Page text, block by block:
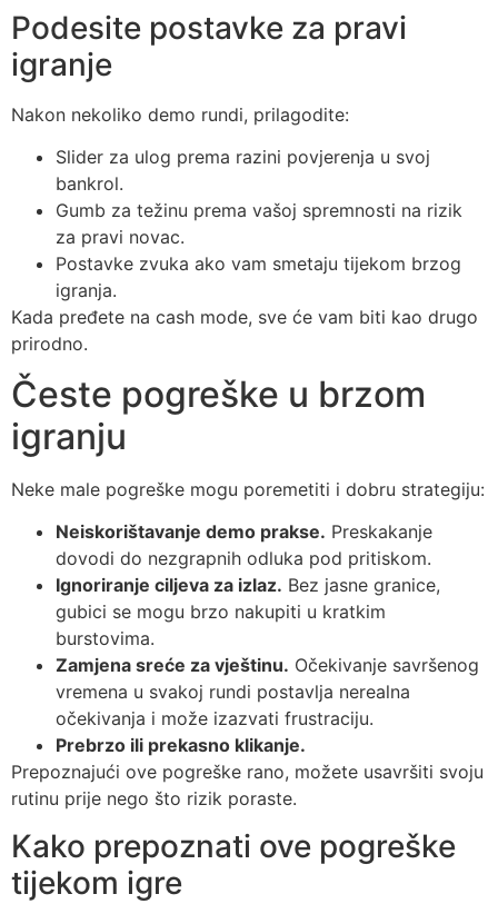
Podesite postavke za pravi
igranje
Nakon nekoliko demo rundi, prilagodite:
Slider za ulog prema razini povjerenja u svoj
bankrol.
Gumb za težinu prema vašoj spremnosti na rizik
za pravi novac.
Postavke zvuka ako vam smetaju tijekom brzog
igranja.
Kada pređete na cash mode, sve će vam biti kao drugo
prirodno.
Česte pogreške u brzom
igranju
Neke male pogreške mogu poremetiti i dobru strategiju:
Neiskorištavanje demo prakse. Preskakanje
dovodi do nezgrapnih odluka pod pritiskom.
Ignoriranje ciljeva za izlaz. Bez jasne granice,
gubici se mogu brzo nakupiti u kratkim
burstovima.
Zamjena sreće za vještinu. Očekivanje savršenog
vremena u svakoj rundi postavlja nerealna
očekivanja i može izazvati frustraciju.
Prebrzo ili prekasno klikanje.
Prepoznajući ove pogreške rano, možete usavršiti svoju
rutinu prije nego što rizik poraste.
Kako prepoznati ove pogreške
tijekom igre